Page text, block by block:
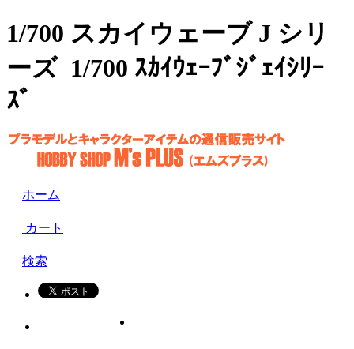
1/700 スカイウェーブ J シリ
ーズ 1/700 ｽｶｲｳｪｰﾌﾞｼﾞｪｲｼﾘｰ
ｽﾞ
ホーム
カート
検索